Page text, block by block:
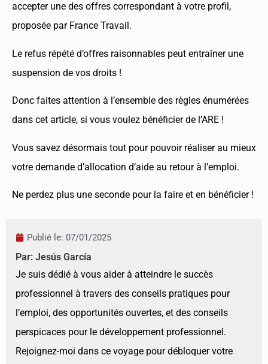
accepter une des offres correspondant à votre profil,
proposée par France Travail.
Le refus répété d’offres raisonnables peut entraîner une
suspension de vos droits !
Donc faites attention à l’ensemble des règles énumérées
dans cet article, si vous voulez bénéficier de l’ARE !
Vous savez désormais tout pour pouvoir réaliser au mieux
votre demande d’allocation d’aide au retour à l’emploi.
Ne perdez plus une seconde pour la faire et en bénéficier !
Publié le: 07/01/2025
Par: Jesús García
Je suis dédié à vous aider à atteindre le succès
professionnel à travers des conseils pratiques pour
l’emploi, des opportunités ouvertes, et des conseils
perspicaces pour le développement professionnel.
Rejoignez-moi dans ce voyage pour débloquer votre